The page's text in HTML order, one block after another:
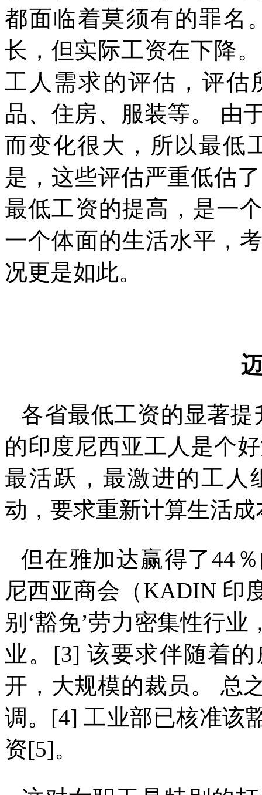
都面临着莫须有的罪名
长，但实际工资在下降。
工人需求的评估，评估
品、 住房、 服装等。
由
而变化很大，所以最低
是，这些评估严重低估
最低工资的提高，是一
一个体面的生活水平，
况更是如此。
各省最低工资的显著提
的印度尼西亚工人是个
最活跃，最激进的工人
动，要求重新计算生活
但在雅加达赢得了44
尼西亚商会（KADIN 印
别 ‘豁免’劳力密集性行业
业。 [3] 该要求伴随着
开，大规模的裁员。
总
调。 [4]工业部已核准该
资[5]。